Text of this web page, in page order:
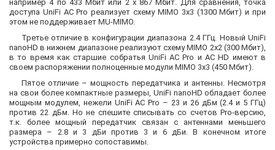
например 4 по 433 Мбит или 2 х 867 Мбит. Для сравнения, точка
доступа UniFi AC Pro реализует схему MIMO 3x3 (1300 Мбит) и при
этом не поддерживает MU-MIMO.
Третье отличие в конфигурации диапазона 2.4 ГГц. Новый UniFi
nanoHD в нижнем диапазоне реализуют схему MIMO 2x2 (300 Мбит),
в то время как старшие собратья UniFi AC Pro и AC HD имеют в
своем распоряжении полноценные модули MIMO 3x3 (450 Мбит).
Пятое отличие – мощность передатчика и антенны. Несмотря
на свои более компактные размеры, UniFi nanoHD обладает более
мощным модулем, нежели UniFi AC Pro – 23 и 26 дБм (2.4 и 5 ГГц)
против 22 дБм. Но не спешите списывать со счетов Pro-версию,
т.к. более мощный передатчик связан с антеннами меньшего
размера – 2.8 и 3 дБи против 3 и 6 дБи. В конечном итоге
устройства примерно сопоставимы.